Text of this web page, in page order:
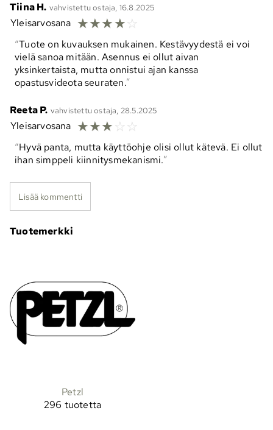
Tiina H. vahvistettu ostaja, 16.8.2025
Yleisarvosana ☆☆☆☆☆
Tuote on kuvauksen mukainen. Kestävyydestä ei voi
vielä sanoa mitään. Asennus ei ollut aivan
yksinkertaista, mutta onnistui ajan kanssa
opastusvideota seuraten.
Reeta P. vahvistettu ostaja, 28.5.2025
Yleisarvosana ☆☆☆☆ ☆
Hyvä panta, mutta käyttöohje olisi ollut kätevä. Ei ollut
ihan simppeli kiinnitysmekanismi.
Lisää kommentti
Tuotemerkki
Petzl
296 tuotetta